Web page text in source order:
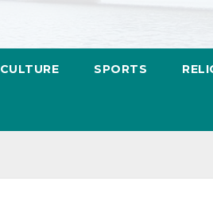
CULTURE SPORTS